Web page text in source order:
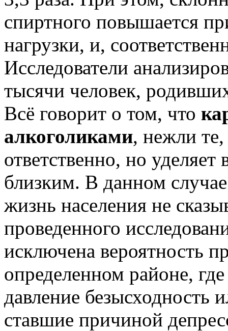
спиртного повышается
нагрузки, и,
Исследователи
тысячи человек,
Всё говорит о том, что
алкоголиками, нежли те,
ответственно, но
близким. В данном
жизнь населения не
проведенного
исключена вероятность
определенном районе,
давление безысходность
ставшие причиной